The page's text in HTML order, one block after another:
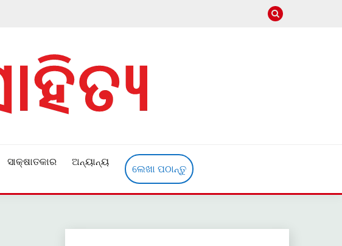
ସାକ୍ଷାତକାର ଅନ୍ୟାନ୍ୟ
ଲେଖା ପଠାନ୍ତୁ